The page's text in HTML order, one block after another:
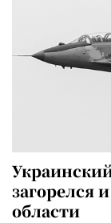
загорелся
области